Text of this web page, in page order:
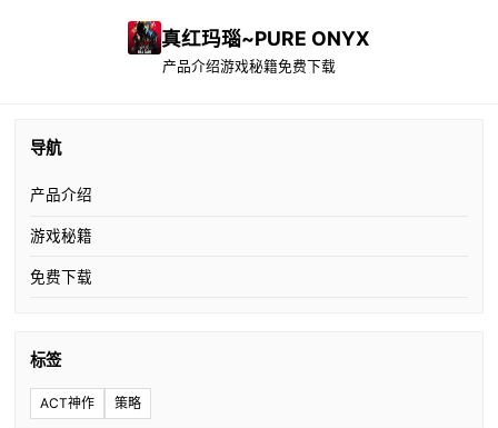
真红玛瑙~PURE ONYX
产品介绍游戏秘籍免费下载
导航
产品介绍
游戏秘籍
免费下载
标签
ACT神作 策略